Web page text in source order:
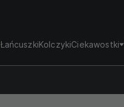
ŁańcuszkiKolczykiCiekawostki